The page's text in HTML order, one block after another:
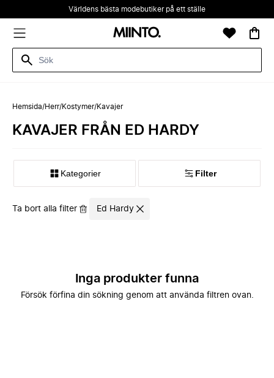
Världens bästa modebutiker på ett ställe
Hemsida/Herr/Kostymer/Kavajer
KAVAJER FRÅN ED HARDY
Kategorier Filter
Ta bort alla filter Ed Hardy
Inga produkter funna
Försök förfina din sökning genom att använda filtren ovan.